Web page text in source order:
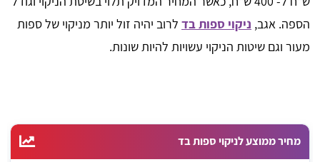
הספה. אגב, ניקוי ספות בד לרוב יהיה זול יותר מניקוי של ספות
מעור וגם שיטות הניקוי עשויות להיות שונות.
מחיר ממוצע לניקוי ספות בד